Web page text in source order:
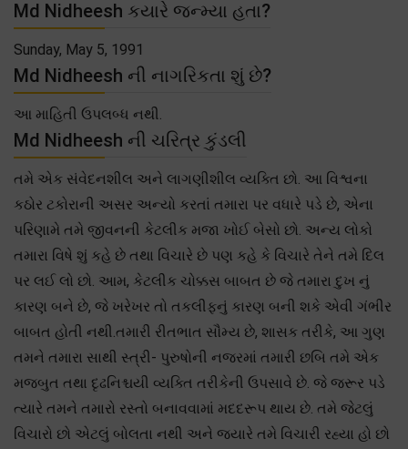
Md Nidheesh કયારે જન્મ્યા હતા?
Sunday, May 5, 1991
Md Nidheesh ની નાગરિકતા શું છે?
આ માહિતી ઉપલબ્ધ નથી.
Md Nidheesh ની ચરિત્ર કુંડલી
તમે એક સંવેદનશીલ અને લાગણીશીલ વ્યક્તિ છો. આ વિશ્વના
કઠોર ટકોરાની અસર અન્યો કરતાં તમારા પર વધારે પડે છે, એના
પરિણામે તમે જીવનની કેટલીક મજા ખોઈ બેસો છો. અન્ય લોકો
તમારા વિષે શું કહે છે તથા વિચારે છે પણ કહે કે વિચારે તેને તમે દિલ
પર લઈ લો છો. આમ, કેટલીક ચોક્કસ બાબત છે જે તમારા દુખ નું
કારણ બને છે, જે ખરેખર તો તકલીફનું કારણ બની શકે એવી ગંભીર
બાબત હોતી નથી.તમારી રીતભાત સૌમ્ય છે, શાસક તરીકે, આ ગુણ
તમને તમારા સાથી સ્ત્રી- પુરુષોની નજરમાં તમારી છબિ તમે એક
મજબુત તથા દૃઢનિશ્ચયી વ્યક્તિ તરીકેની ઉપસાવે છે. જે જરૂર પડે
ત્યારે તમને તમારો રસ્તો બનાવવામાં મદદરૂપ થાય છે. તમે જેટલું
વિચારો છો એટલું બોલતા નથી અને જયારે તમે વિચારી રહ્યા હો છો